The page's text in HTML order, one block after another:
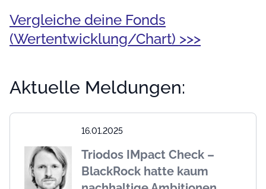
Vergleiche deine Fonds
(Wertentwicklung/Chart) >>>
Aktuelle Meldungen:
16.01.2025
Triodos IMpact Check –
BlackRock hatte kaum